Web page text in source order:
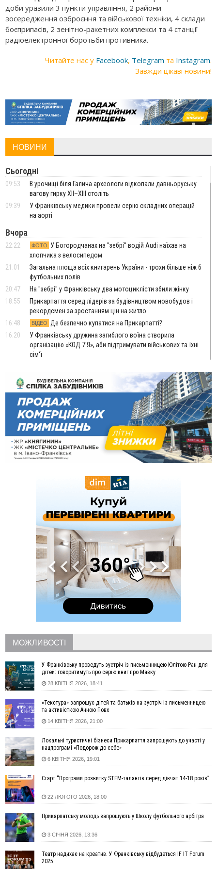
доби уразили 3 пункти управління, 2 райони
зосередження озброєння та військової техніки, 4 склади
боєприпасів, 2 зенітно-ракетних комплекси та 4 станції
радіоелектронної боротьби противника.
Читайте нас у Facebook, Telegram та Instagram.
Завжди цікаві новини!
НОВИНИ
Сьогодні
09:53
В урочищі біля Галича археологи відкопали давньоруську
вагову гирку XII–XIII століть
09:39
У Франківську медики провели серію складних операцій
на аорті
Вчора
22:22 ФОТО
У Богородчанах на "зебрі" водій Audi наїхав на
хлопчика з велосипедом
21:01
Загальна площа всіх книгарень України - трохи більше ніж 6
футбольних полів
20:47
На "зебрі" у Франківську два мотоциклісти збили жінку
18:55
Прикарпаття серед лідерів за будівництвом новобудов і
рекордсмен за зростанням цін на житло
16:48
ВІДЕО Де безпечно купатися на Прикарпатті?
16:20
У Франківську дружина загиблого воїна створила
організацію «КОД 7'Я», аби підтримувати військових та їхні
сім'ї
автоматичної фіксації швидкості
15:29
Війна забрала життя трьох воїнів з Прикарпаття
15:00
На Закарпатті викрили масштабну схему незаконного
виключення військовозобов’язаних з обліку
14:31
«Багато питань буде знято». На громадських слуханнях в
Яремче обговорили, як вирішити питання джипінгу в
Карпатах
13:54
5 «тихих» хвороб, які виявляє профілактичне обстеження
У Франківську зафіксували найбільшу спеку за всю історію
Лікування наркоманії Київ: чому важливо розпочати
терапію якомога раніше
Франківця, який у Косові викрав за магазину понад 640
тисяч гривень у валюті, засудили до 5 років
Податкова передасть в Міноборони для "Оберегу" дані про
чоловіків 18–60 років
Водійка, яку на Сухомлинського побив інший керманич,
відмовилася від обвинувачення — справу закрили
У Франківську, Коломиї, Долині та Яремче 6 серпня
зафіксували рекордну спеку
09:22
АМКУ розпочав справу проти Гвіздецької селищної ради
через різні ставки земельного податку
08:54
Синоптики попереджають про значний дощ на Прикарпатті
до кінця п'ятниці
08:45
Нафтогазову площу на межі Прикарпаття та Львівщини
06 Серпня
18:46 ФОТО У Польщі невідомі скоїли наругу над могилою УПА
17:45
Сили оборони уразила Ярославський НПЗ та кораблі
берегової охорони фсб у Керчі
17:17
ВІДЕО Скарби Музею писанкового розпису побачать
далеко за межами Коломиї
16:42
Поблизу Франківська п'яний на Chevrolet втікав від поліції
16:27
На Прикарпатті триває декларування вогнепальної зброї:
уже зареєстровано 282 одиниці
15:58
Понад 9 тис. прикарпатських вступників отримали
рекомендації до зарахування на бакалаврат у ВНЗ
15:28
Кілька вулиць у Долині тимчасово залишаться без газу
14:35
Не знає англійську на достатньому рівні. Франківець Лев
МОЖЛИВОСТІ
У Франківську проведуть зустріч із письменницею Юлітою Ран для
дітей: говоритимуть про серію книг про Мавку
28 КВІТНЯ 2026, 18:41
«Текстура» запрошує дітей та батьків на зустріч із письменницею
та активісткою Анною Повх
14 КВІТНЯ 2026, 21:00
Локальні туристичні бізнеси Прикарпаття запрошують до участі у
нацпрограмі «Подорож до себе»
6 КВІТНЯ 2026, 19:01
Старт “Програми розвитку STEM-талантів серед дівчат 14-18 років”
22 ЛЮТОГО 2026, 18:00
Прикарпатську молодь запрошують у Школу футбольного арбітра
3 СІЧНЯ 2026, 13:36
Театр надихає на креатив. У Франківську відбудеться IF IT Forum
2025